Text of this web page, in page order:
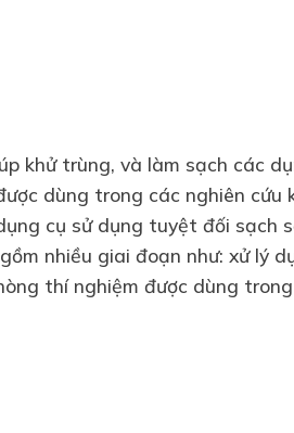
khử trùng, và làm sạch các
dùng trong các nghiên cứu
cụ sử dụng tuyệt đối sạch
nhiều giai đoạn như: xử lý
thí nghiệm được dùng